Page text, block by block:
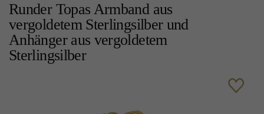
Runder Topas Armband aus
vergoldetem Sterlingsilber und
Anhänger aus vergoldetem
Sterlingsilber